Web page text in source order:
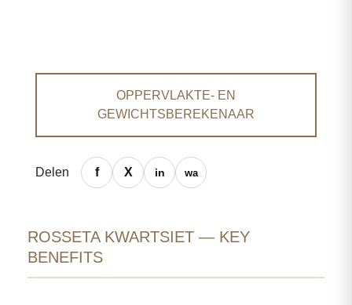
OPPERVLAKTE- EN
GEWICHTSBEREKENAAR
Delen
ROSSETA KWARTSIET — KEY
BENEFITS